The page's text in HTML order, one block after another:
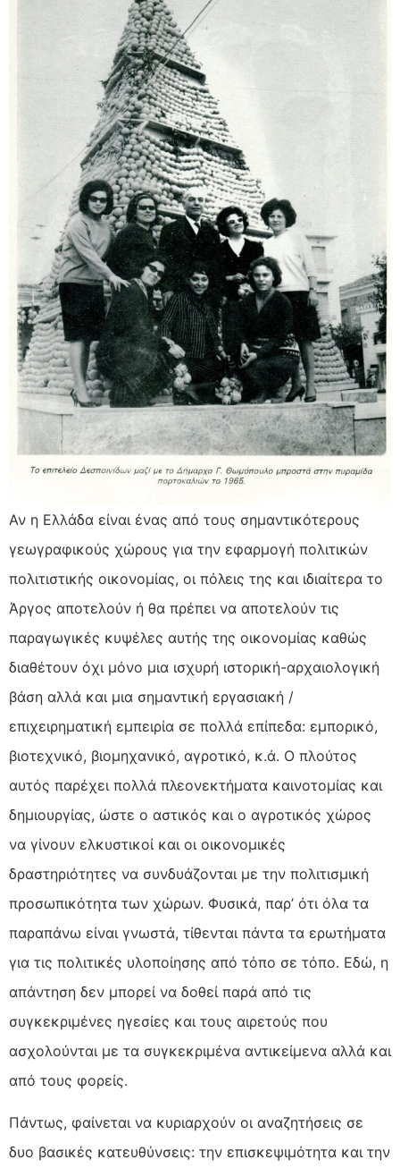
Αν η Ελλάδα είναι ένας από τους σημαντικότερους
γεωγραφικούς χώρους για την εφαρμογή πολιτικών
πολιτιστικής οικονομίας, οι πόλεις της και ιδιαίτερα το
Άργος αποτελούν ή θα πρέπει να αποτελούν τις
παραγωγικές κυψέλες αυτής της οικονομίας καθώς
διαθέτουν όχι μόνο μια ισχυρή ιστορική-αρχαιολογική
βάση αλλά και μια σημαντική εργασιακή /
επιχειρηματική εμπειρία σε πολλά επίπεδα: εμπορικό,
βιοτεχνικό, βιομηχανικό, αγροτικό, κ.ά. Ο πλούτος
αυτός παρέχει πολλά πλεονεκτήματα καινοτομίας και
δημιουργίας, ώστε ο αστικός και ο αγροτικός χώρος
να γίνουν ελκυστικοί και οι οικονομικές
δραστηριότητες να συνδυάζονται με την πολιτισμική
προσωπικότητα των χώρων. Φυσικά, παρ’ ότι όλα τα
παραπάνω είναι γνωστά, τίθενται πάντα τα ερωτήματα
για τις πολιτικές υλοποίησης από τόπο σε τόπο. Εδώ, η
απάντηση δεν μπορεί να δοθεί παρά από τις
συγκεκριμένες ηγεσίες και τους αιρετούς που
ασχολούνται με τα συγκεκριμένα αντικείμενα αλλά και
από τους φορείς.
Πάντως, φαίνεται να κυριαρχούν οι αναζητήσεις σε
δυο βασικές κατευθύνσεις: την επισκεψιμότητα και την